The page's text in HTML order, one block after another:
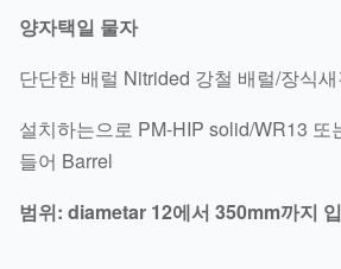
양자택일 물자
단단한 배럴 Nitrided 강철 배럴/장식
설치하는으로 PM-HIP solid/WR13 또
들어 Barrel
범위: diametar 12에서 350mm까지